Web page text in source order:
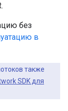
без
в
также
SDK для